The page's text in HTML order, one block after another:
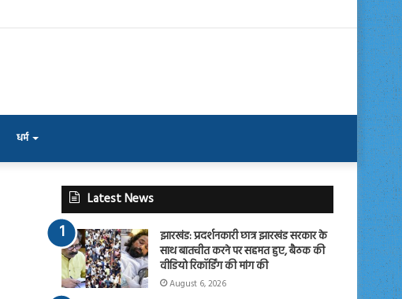
धर्म
Latest News
झारखंड: प्रदर्शनकारी छात्र झारखंड सरकार के
साथ बातचीत करने पर सहमत हुए, बैठक की
वीडियो रिकॉर्डिंग की मांग की
August 6, 2026